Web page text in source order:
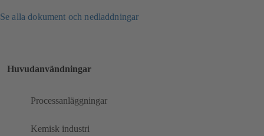
Se alla dokument och nedladdningar
Huvudanvändningar
Processanläggningar
Kemisk industri